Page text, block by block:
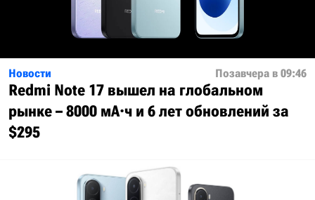
Новости Позавчера в 09:46
Redmi Note 17 вышел на глобальном
рынке – 8000 мА·ч и 6 лет обновлений за
$295